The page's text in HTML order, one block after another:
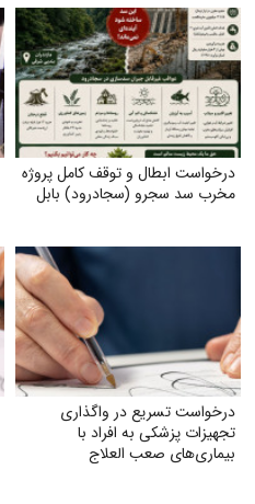
درخواست ابطال و توقف کامل پروژه
مخرب سد سجرو (سجادرود) بابل
درخواست تسریع در واگذاری
تجهیزات پزشکی به افراد با
بیماری‌های صعب العلاج